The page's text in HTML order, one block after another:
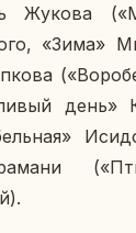
Жукова
«Зима»
день»